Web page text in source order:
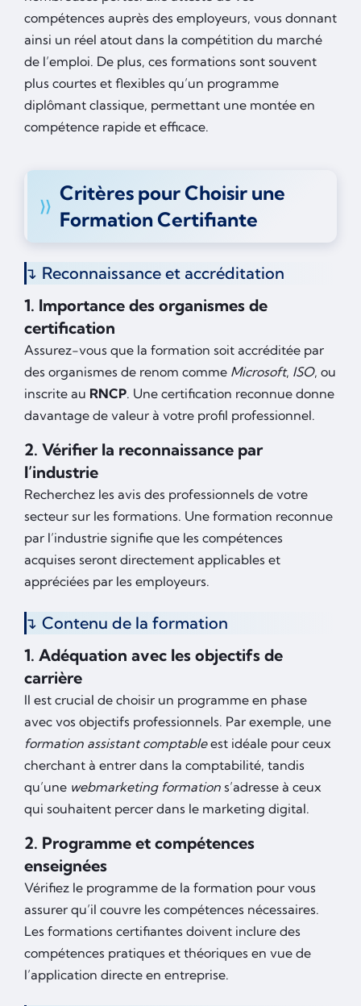
compétences auprès des employeurs, vous donnant
ainsi un réel atout dans la compétition du marché
de l’emploi. De plus, ces formations sont souvent
plus courtes et flexibles qu’un programme
diplômant classique, permettant une montée en
compétence rapide et efficace.
Critères pour Choisir une
Formation Certifiante
Reconnaissance et accréditation
1. Importance des organismes de
certification
Assurez-vous que la formation soit accréditée par
des organismes de renom comme Microsoft, ISO, ou
inscrite au RNCP. Une certification reconnue donne
davantage de valeur à votre profil professionnel.
2. Vérifier la reconnaissance par
l’industrie
Recherchez les avis des professionnels de votre
secteur sur les formations. Une formation reconnue
par l’industrie signifie que les compétences
acquises seront directement applicables et
appréciées par les employeurs.
Contenu de la formation
1. Adéquation avec les objectifs de
carrière
Il est crucial de choisir un programme en phase
avec vos objectifs professionnels. Par exemple, une
formation assistant comptableest idéale pour ceux
cherchant à entrer dans la comptabilité, tandis
qu’une webmarketing formation s’adresse à ceux
qui souhaitent percer dans le marketing digital.
2. Programme et compétences
enseignées
Vérifiez le programme de la formation pour vous
assurer qu’il couvre les compétences nécessaires.
Les formations certifiantes doivent inclure des
compétences pratiques et théoriques en vue de
l’application directe en entreprise.